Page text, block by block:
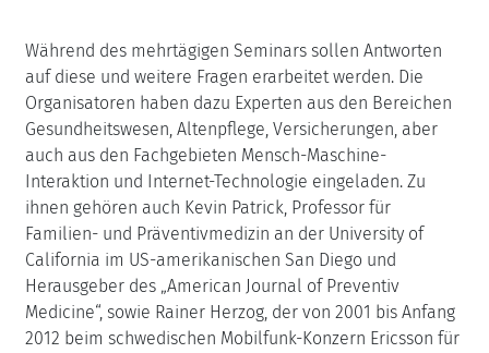
Während des mehrtägigen Seminars sollen Antworten
auf diese und weitere Fragen erarbeitet werden. Die
Organisatoren haben dazu Experten aus den Bereichen
Gesundheitswesen, Altenpflege, Versicherungen, aber
auch aus den Fachgebieten Mensch-Maschine-
Interaktion und Internet-Technologie eingeladen. Zu
ihnen gehören auch Kevin Patrick, Professor für
Familien- und Präventivmedizin an der University of
California im US-amerikanischen San Diego und
Herausgeber des „American Journal of Preventiv
Medicine“, sowie Rainer Herzog, der von 2001 bis Anfang
2012 beim schwedischen Mobilfunk-Konzern Ericsson für